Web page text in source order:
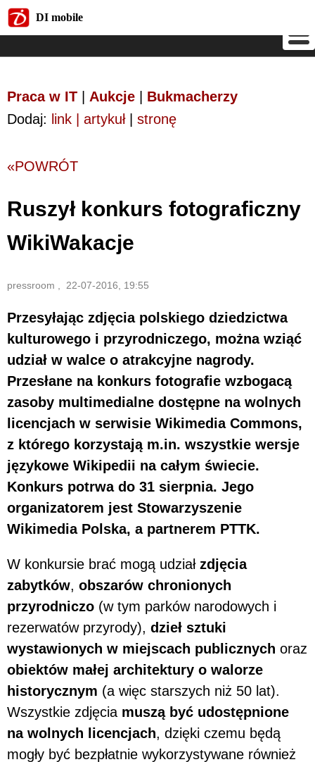
DI mobile
Praca w IT Aukcje
Bukmacherzy
Dodaj: link | artykuł| stronę
«POWRÓT
Ruszył konkurs fotograficzny
WikiWakacje
pressroom , 22-07-2016, 19:55
Przesyłając zdjęcia polskiego dziedzictwa
kulturowego i przyrodniczego, można wziąć
udział w walce o atrakcyjne nagrody.
Przesłane na konkurs fotografie wzbogacą
zasoby multimedialne dostępne na wolnych
licencjach w serwisie Wikimedia Commons,
z którego korzystają m.in. wszystkie wersje
językowe Wikipedii na całym świecie.
Konkurs potrwa do 31 sierpnia. Jego
organizatorem jest Stowarzyszenie
Wikimedia Polska, a partnerem PTTK.
W konkursie brać mogą udział zdjęcia
zabytków, obszarów chronionych
przyrodniczo (w tym parków narodowych i
rezerwatów przyrody), dzieł sztuki
wystawionych w miejscach publicznych oraz
obiektów małej architektury o walorze
historycznym (a więc starszych niż 50 lat).
Wszystkie zdjęcia muszą być udostępnione
na wolnych licencjach, dzięki czemu będą
mogły być bezpłatnie wykorzystywane również
DI mobile